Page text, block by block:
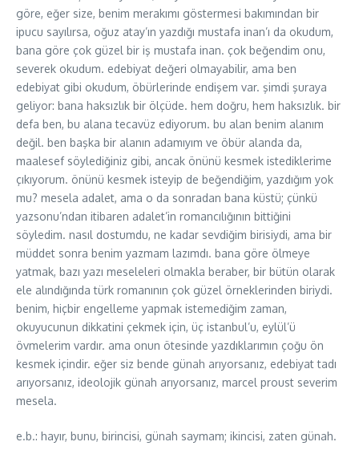
göre, eğer size, benim merakımı göstermesi bakımından bir
ipucu sayılırsa, oğuz atay’ın yazdığı mustafa inan’ı da okudum,
bana göre çok güzel bir iş mustafa inan. çok beğendim onu,
severek okudum. edebiyat değeri olmayabilir, ama ben
edebiyat gibi okudum, öbürlerinde endişem var. şimdi şuraya
geliyor: bana haksızlık bir ölçüde. hem doğru, hem haksızlık. bir
defa ben, bu alana tecavüz ediyorum. bu alan benim alanım
değil. ben başka bir alanın adamıyım ve öbür alanda da,
maalesef söylediğiniz gibi, ancak önünü kesmek istediklerime
çıkıyorum. önünü kesmek isteyip de beğendiğim, yazdığım yok
mu? mesela adalet, ama o da sonradan bana küstü; çünkü
yazsonu’ndan itibaren adalet’in romancılığının bittiğini
söyledim. nasıl dostumdu, ne kadar sevdiğim birisiydi, ama bir
müddet sonra benim yazmam lazımdı. bana göre ölmeye
yatmak, bazı yazı meseleleri olmakla beraber, bir bütün olarak
ele alındığında türk romanının çok güzel örneklerinden biriydi.
benim, hiçbir engelleme yapmak istemediğim zaman,
okuyucunun dikkatini çekmek için, üç istanbul’u, eylül’ü
övmelerim vardır. ama onun ötesinde yazdıklarımın çoğu ön
kesmek içindir. eğer siz bende günah arıyorsanız, edebiyat tadı
arıyorsanız, ideolojik günah arıyorsanız, marcel proust severim
mesela.
e.b.: hayır, bunu, birincisi, günah saymam; ikincisi, zaten günah.